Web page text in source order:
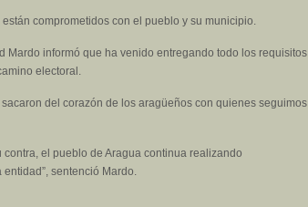
comprometidos con el pueblo y su municipio.
informó que ha venido entregando todo los requisitos
electoral.
del corazón de los aragüeños con quienes seguimos
el pueblo de Aragua continua realizando
sentenció Mardo.